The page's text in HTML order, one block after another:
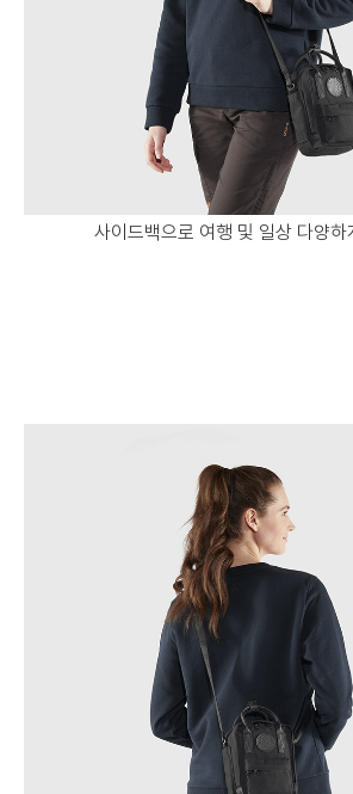
사이드백으로 여행 및 일상 다양하